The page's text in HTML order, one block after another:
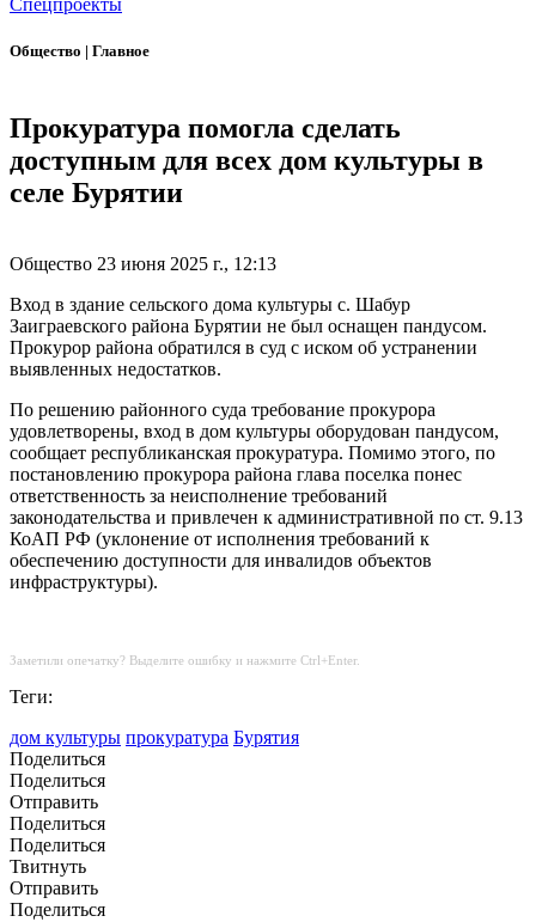
Спецпроекты
Общество | Главное
Прокуратура помогла сделать
доступным для всех дом культуры в
селе Бурятии
Общество 23 июня 2025 г., 12:13
Вход в здание сельского дома культуры с. Шабур
Заиграевского района Бурятии не был оснащен пандусом.
Прокурор района обратился в суд с иском об устранении
выявленных недостатков.
По решению районного суда требование прокурора
удовлетворены, вход в дом культуры оборудован пандусом,
сообщает республиканская прокуратура. Помимо этого, по
постановлению прокурора района глава поселка понес
ответственность за неисполнение требований
законодательства и привлечен к административной по ст. 9.13
КоАП РФ (уклонение от исполнения требований к
обеспечению доступности для инвалидов объектов
инфраструктуры).
Заметили опечатку? Выделите ошибку и нажмите Ctrl+Enter.
Теги:
дом культуры прокуратура Бурятия
Поделиться
Поделиться
Отправить
Поделиться
Поделиться
Твитнуть
Отправить
Поделиться